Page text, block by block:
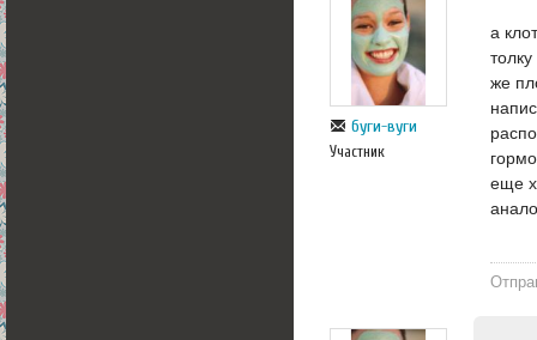
буги-вуги
Участник
а
же
еще